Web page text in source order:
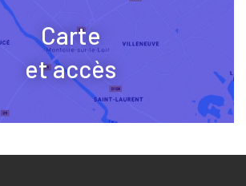
Carte
et accès